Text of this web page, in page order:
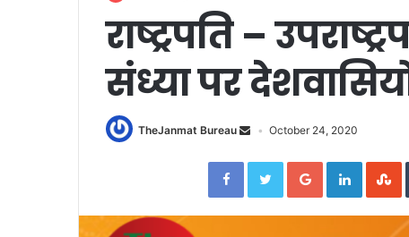
राष्ट्रपति –
संध्या पर
TheJanmat Bureau October 24, 2020
FacebookTwitterGoogle+LinkedIn